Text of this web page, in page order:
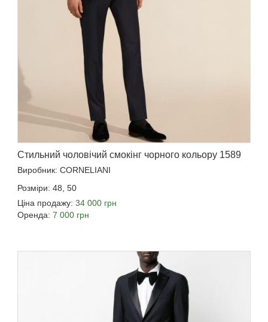
Стильний чоловічий смокінг чорного кольору 1589
Виробник: CORNELIANI
Розміри: 48, 50
Ціна продажу: 34 000 грн
Оренда: 7 000 грн